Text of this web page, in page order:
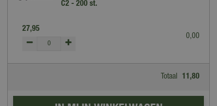
C2 - 200 st.
27,95
0,00
Totaal 11 ,80